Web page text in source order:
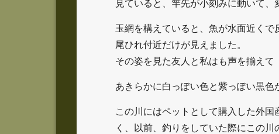
見ていると、竿先が小刻みに動いて、
玉網を構えていると、魚が水面近くで
尾ひれ付近だけが見えました。
その姿を見た友人と私はも声を揃えて
あきらかに白っぽい色と紫っぽい黒色
この川にはペットとして購入した外
く、以前、釣りをしていた際にこの